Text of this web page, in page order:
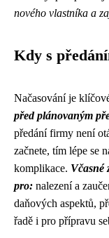
nového vlastníka a
Kdy s
Načasování je
před plánovaným
předání firmy není
začnete, tím lépe se
komplikace. Včasné
pro: nalezení a
daňových aspektů,
řadě i pro přípravu